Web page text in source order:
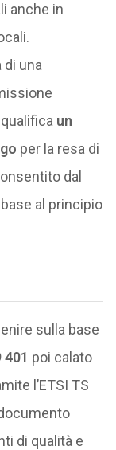
anche in
di una
un
per la resa di
dal
al principio
sulla base
401 poi calato
l’ETSI TS
di qualità e